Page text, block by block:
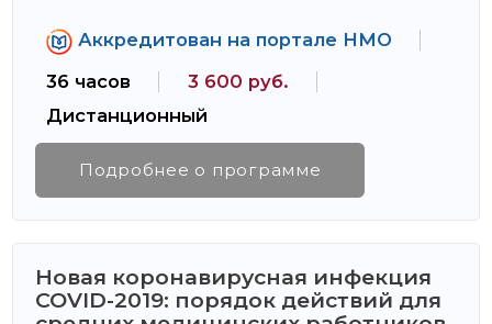
Аккредитован на портале НМО
36 часов
3 600 руб.
Дистанционный
Подробнее о программе
Новая коронавирусная инфекция
COVID-2019: порядок действий для